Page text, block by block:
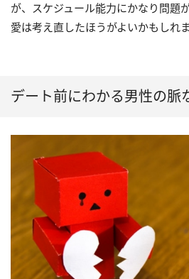
が、スケジュール能力にかなり問題
愛は考え直したほうがよいかもしれま
デート前にわかる男性の脈